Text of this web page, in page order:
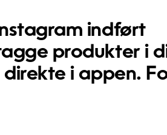
indført
produkter i
i appen.